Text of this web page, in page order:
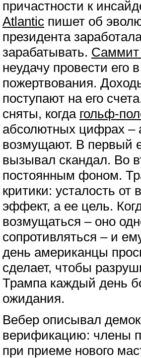
причастности к
Atlantic пишет об
президента
зарабатывать. Саммит
неудачу провести его
пожертвования.
поступают на его
сняты, когда гольф-
абсолютных цифрах –
возмущают. В первый
вызывал скандал. Во
постоянным фоном.
критики: усталость
эффект, а ее цель.
возмущаться – оно
сопротивляться – и
день американцы
сделает, чтобы
Трампа каждый день
ожидания.
Вебер описывал
верификацию: члены
при приеме нового